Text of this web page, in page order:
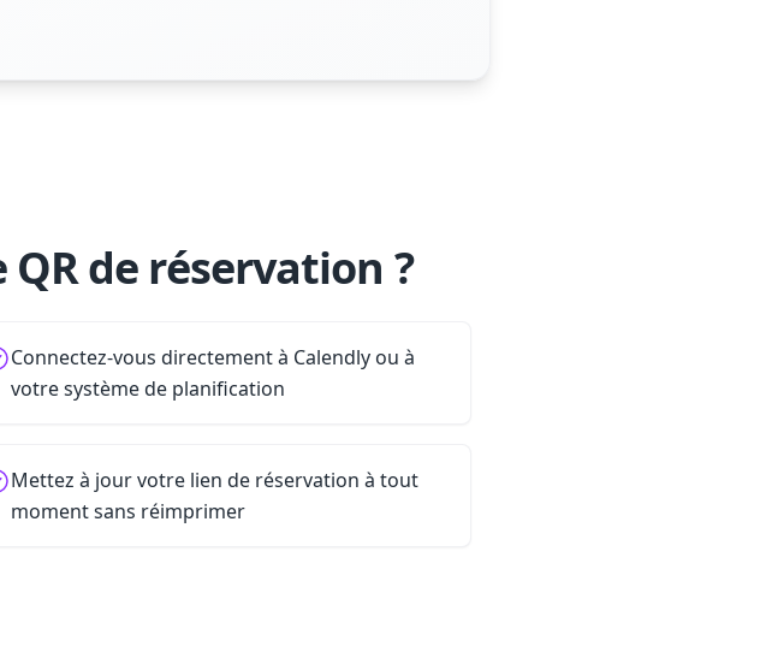
de réservation ?
Connectez-vous directement à Calendly ou à
votre système de planification
Mettez à jour votre lien de réservation à tout
moment sans réimprimer